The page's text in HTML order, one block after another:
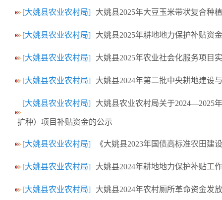
[大姚县农业农村局] 大姚县2025年大豆玉米带状复合种
[大姚县农业农村局] 大姚县2025年耕地地力保护补贴资
[大姚县农业农村局] 大姚县2025年农业社会化服务项目
[大姚县农业农村局] 大姚县2024年第二批中央耕地建设
[大姚县农业农村局] 大姚县农业农村局关于2024—2025
扩种）项目补贴资金的公示
[大姚县农业农村局] 《大姚县2023年国债高标准农田建
[大姚县农业农村局] 大姚县2024年耕地地力保护补贴工
[大姚县农业农村局] 大姚县2024年农村厕所革命资金发